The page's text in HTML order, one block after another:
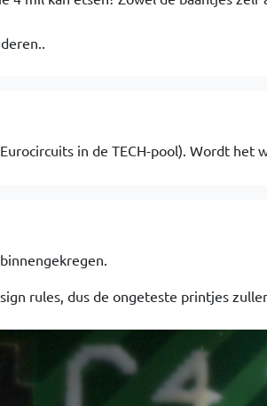
in de TECH-pool). Wordt het
rules, dus de ongeteste printjes